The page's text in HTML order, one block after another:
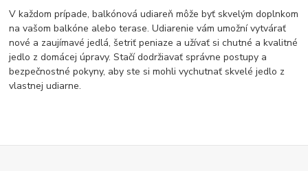
V každom prípade, balkónová udiareň môže byť skvelým doplnkom
na vašom balkóne alebo terase. Udiarenie vám umožní vytvárať
nové a zaujímavé jedlá, šetriť peniaze a užívať si chutné a kvalitné
jedlo z domácej úpravy. Stačí dodržiavať správne postupy a
bezpečnostné pokyny, aby ste si mohli vychutnať skvelé jedlo z
vlastnej udiarne.